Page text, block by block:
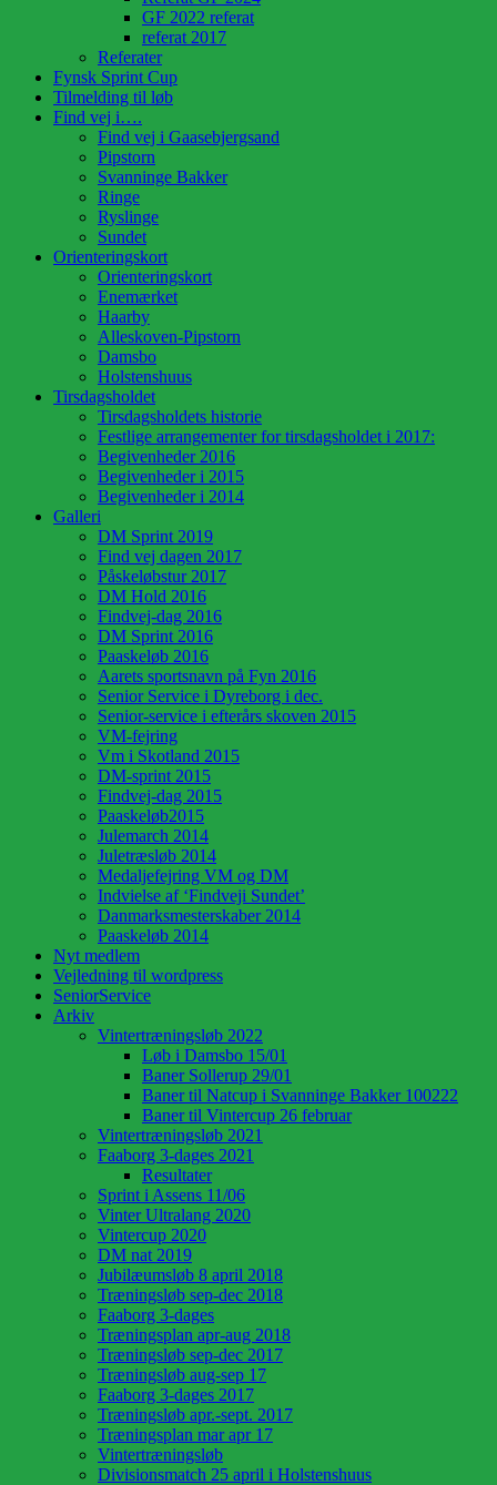
GF 2022 referat
referat 2017
Referater
Fynsk Sprint Cup
Tilmelding til løb
Find vej i….
Find vej i Gaasebjergsand
Pipstorn
Svanninge Bakker
Ringe
Ryslinge
Sundet
Orienteringskort
Orienteringskort
Enemærket
Haarby
Alleskoven-Pipstorn
Damsbo
Holstenshuus
Tirsdagsholdet
Tirsdagsholdets historie
Festlige arrangementer for tirsdagsholdet i 2017:
Begivenheder 2016
Begivenheder i 2015
Begivenheder i 2014
Galleri
DM Sprint 2019
Find vej dagen 2017
Påskeløbstur 2017
DM Hold 2016
Findvej-dag 2016
DM Sprint 2016
Paaskeløb 2016
Aarets sportsnavn på Fyn 2016
Senior Service i Dyreborg i dec.
Senior-service i efterårs skoven 2015
VM-fejring
Vm i Skotland 2015
DM-sprint 2015
Findvej-dag 2015
Paaskeløb2015
Julemarch 2014
Juletræsløb 2014
Medaljefejring VM og DM
Indvielse af ‘Findveji Sundet’
Danmarksmesterskaber 2014
Paaskeløb 2014
Nyt medlem
Vejledning til wordpress
SeniorService
Arkiv
Vintertræningsløb 2022
Løb i Damsbo 15/01
Baner Sollerup 29/01
Baner til Natcup i Svanninge Bakker 100222
Baner til Vintercup 26 februar
Vintertræningsløb 2021
Faaborg 3-dages 2021
Resultater
Sprint i Assens 11/06
Vinter Ultralang 2020
Vintercup 2020
DM nat 2019
Jubilæumsløb 8 april 2018
Træningsløb sep-dec 2018
Faaborg 3-dages
Træningsplan apr-aug 2018
Træningsløb sep-dec 2017
Træningsløb aug-sep 17
Faaborg 3-dages 2017
Træningsløb apr.-sept. 2017
Træningsplan mar apr 17
Vintertræningsløb
Divisionsmatch 25 april i Holstenshuus